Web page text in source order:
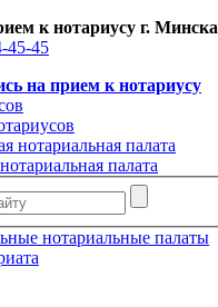
к нотариусу г. Минска
45-45
на прием к нотариусу
палата
нотариальные палаты